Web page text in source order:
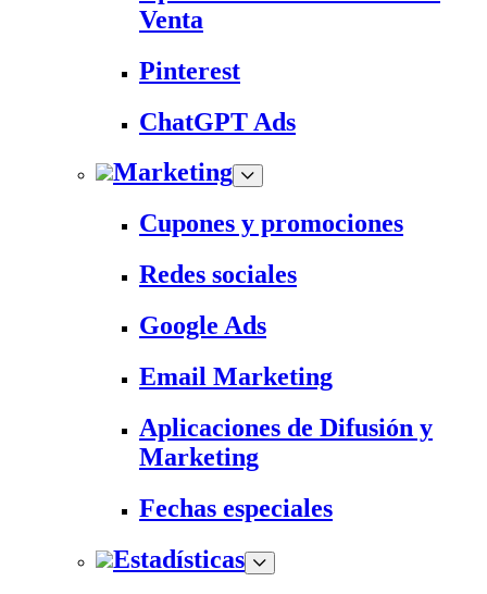
Venta
Pinterest
ChatGPT Ads
Marketing
Cupones y promociones
Redes sociales
Google Ads
Email Marketing
Aplicaciones de Difusión y
Marketing
Fechas especiales
Estadísticas